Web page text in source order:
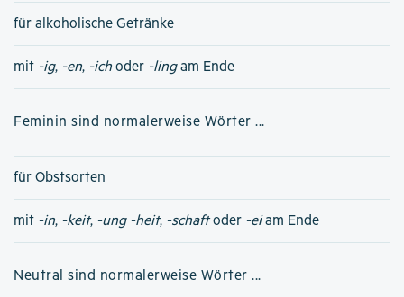
für alkoholische Getränke
mit -ig, -en, -ich oder -lingam Ende
Feminin sind normalerweise Wörter ...
für Obstsorten
mit -in, -keit, -ung -heit, -schaftoder -eiam Ende
Neutral sind normalerweise Wörter ...